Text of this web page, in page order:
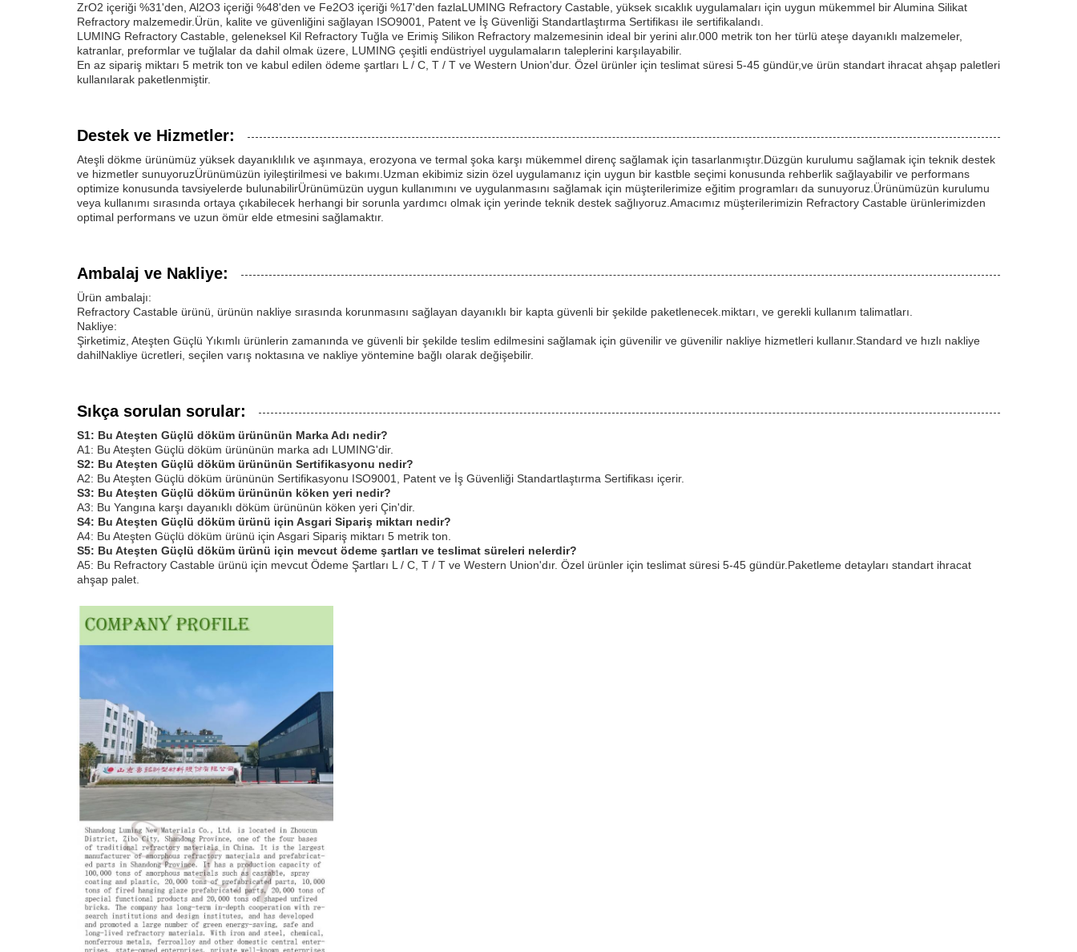
ZrO2 içeriği %31'den, Al2O3 içeriği %48'den ve Fe2O3 içeriği %17'den fazlaLUMING Refractory Castable, yüksek sıcaklık uygulamaları için uygun mükemmel bir Alumina Silikat
Refractory malzemedir.Ürün, kalite ve güvenliğini sağlayan ISO9001, Patent ve İş Güvenliği Standartlaştırma Sertifikası ile sertifikalandı.
LUMING Refractory Castable, geleneksel Kil Refractory Tuğla ve Erimiş Silikon Refractory malzemesinin ideal bir yerini alır.000 metrik ton her türlü ateşe dayanıklı malzemeler,
katranlar, preformlar ve tuğlalar da dahil olmak üzere, LUMING çeşitli endüstriyel uygulamaların taleplerini karşılayabilir.
En az sipariş miktarı 5 metrik ton ve kabul edilen ödeme şartları L / C, T / T ve Western Union'dur. Özel ürünler için teslimat süresi 5-45 gündür,ve ürün standart ihracat ahşap paletleri
kullanılarak paketlenmiştir.
Destek ve Hizmetler:
Ateşli dökme ürünümüz yüksek dayanıklılık ve aşınmaya, erozyona ve termal şoka karşı mükemmel direnç sağlamak için tasarlanmıştır.Düzgün kurulumu sağlamak için teknik destek
ve hizmetler sunuyoruzÜrünümüzün iyileştirilmesi ve bakımı.Uzman ekibimiz sizin özel uygulamanız için uygun bir kastble seçimi konusunda rehberlik sağlayabilir ve performans
optimize konusunda tavsiyelerde bulunabilirÜrünümüzün uygun kullanımını ve uygulanmasını sağlamak için müşterilerimize eğitim programları da sunuyoruz.Ürünümüzün kurulumu
veya kullanımı sırasında ortaya çıkabilecek herhangi bir sorunla yardımcı olmak için yerinde teknik destek sağlıyoruz.Amacımız müşterilerimizin Refractory Castable ürünlerimizden
optimal performans ve uzun ömür elde etmesini sağlamaktır.
Ambalaj ve Nakliye:
Ürün ambalajı:
Refractory Castable ürünü, ürünün nakliye sırasında korunmasını sağlayan dayanıklı bir kapta güvenli bir şekilde paketlenecek.miktarı, ve gerekli kullanım talimatları.
Nakliye:
Şirketimiz, Ateşten Güçlü Yıkımlı ürünlerin zamanında ve güvenli bir şekilde teslim edilmesini sağlamak için güvenilir ve güvenilir nakliye hizmetleri kullanır.Standard ve hızlı nakliye
dahilNakliye ücretleri, seçilen varış noktasına ve nakliye yöntemine bağlı olarak değişebilir.
Sıkça sorulan sorular:
S1: Bu Ateşten Güçlü döküm ürününün Marka Adı nedir?
A1: Bu Ateşten Güçlü döküm ürününün marka adı LUMING'dir.
S2: Bu Ateşten Güçlü döküm ürününün Sertifikasyonu nedir?
A2: Bu Ateşten Güçlü döküm ürününün Sertifikasyonu ISO9001, Patent ve İş Güvenliği Standartlaştırma Sertifikası içerir.
S3: Bu Ateşten Güçlü döküm ürününün köken yeri nedir?
A3: Bu Yangına karşı dayanıklı döküm ürününün köken yeri Çin'dir.
S4: Bu Ateşten Güçlü döküm ürünü için Asgari Sipariş miktarı nedir?
A4: Bu Ateşten Güçlü döküm ürünü için Asgari Sipariş miktarı 5 metrik ton.
S5: Bu Ateşten Güçlü döküm ürünü için mevcut ödeme şartları ve teslimat süreleri nelerdir?
A5: Bu Refractory Castable ürünü için mevcut Ödeme Şartları L / C, T / T ve Western Union'dır. Özel ürünler için teslimat süresi 5-45 gündür.Paketleme detayları standart ihracat
ahşap palet.